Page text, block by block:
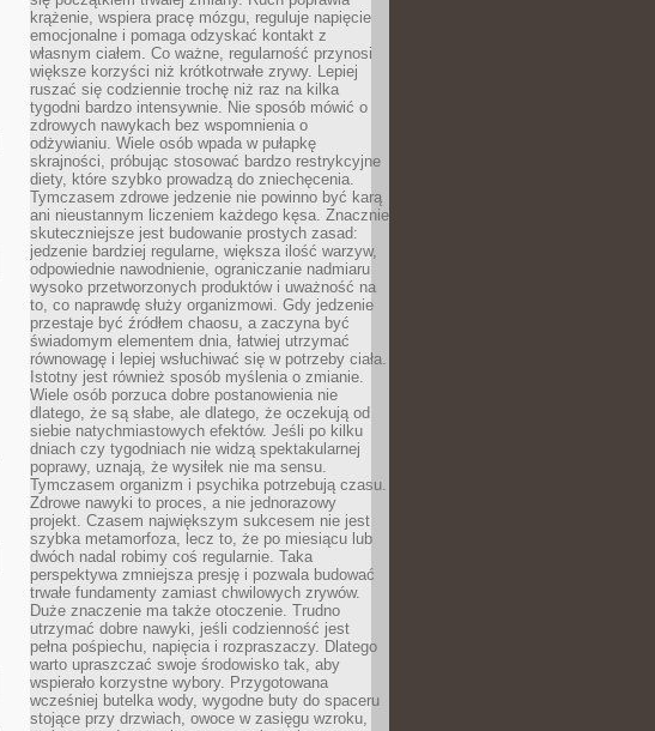
krążenie, wspiera pracę mózgu, reguluje napięcie
emocjonalne i pomaga odzyskać kontakt z
własnym ciałem. Co ważne, regularność przynosi
większe korzyści niż krótkotrwałe zrywy. Lepiej
ruszać się codziennie trochę niż raz na kilka
tygodni bardzo intensywnie. Nie sposób mówić o
zdrowych nawykach bez wspomnienia o
odżywianiu. Wiele osób wpada w pułapkę
skrajności, próbując stosować bardzo restrykcyjne
diety, które szybko prowadzą do zniechęcenia.
Tymczasem zdrowe jedzenie nie powinno być karą
ani nieustannym liczeniem każdego kęsa. Znacznie
skuteczniejsze jest budowanie prostych zasad:
jedzenie bardziej regularne, większa ilość warzyw,
odpowiednie nawodnienie, ograniczanie nadmiaru
wysoko przetworzonych produktów i uważność na
to, co naprawdę służy organizmowi. Gdy jedzenie
przestaje być źródłem chaosu, a zaczyna być
świadomym elementem dnia, łatwiej utrzymać
równowagę i lepiej wsłuchiwać się w potrzeby ciała.
Istotny jest również sposób myślenia o zmianie.
Wiele osób porzuca dobre postanowienia nie
dlatego, że są słabe, ale dlatego, że oczekują od
siebie natychmiastowych efektów. Jeśli po kilku
dniach czy tygodniach nie widzą spektakularnej
poprawy, uznają, że wysiłek nie ma sensu.
Tymczasem organizm i psychika potrzebują czasu.
Zdrowe nawyki to proces, a nie jednorazowy
projekt. Czasem największym sukcesem nie jest
szybka metamorfoza, lecz to, że po miesiącu lub
dwóch nadal robimy coś regularnie. Taka
perspektywa zmniejsza presję i pozwala budować
trwałe fundamenty zamiast chwilowych zrywów.
Duże znaczenie ma także otoczenie. Trudno
utrzymać dobre nawyki, jeśli codzienność jest
pełna pośpiechu, napięcia i rozpraszaczy. Dlatego
warto upraszczać swoje środowisko tak, aby
wspierało korzystne wybory. Przygotowana
wcześniej butelka wody, wygodne buty do spaceru
stojące przy drzwiach, owoce w zasięgu wzroku,